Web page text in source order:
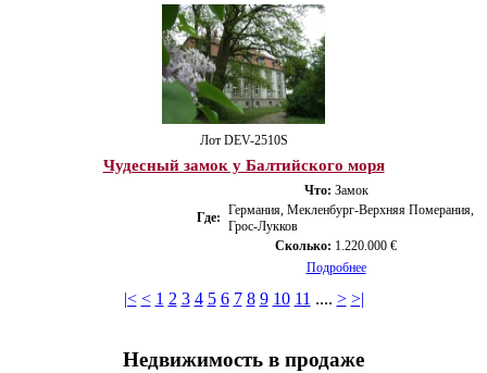
Лот DEV-2510S
Чудесный замок у Балтийского моря
Что: Замок
Где: Германия, Мекленбург-Верхняя Померания,
Грос-Лукков
Сколько: 1.220.000 €
Подробнее
|< < 1 2 3 4 5 6 7 8 9 10 11 .... > >|
Недвижимость в продаже